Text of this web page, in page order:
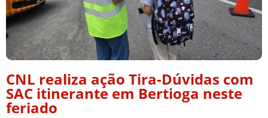
CNL realiza ação Tira-Dúvidas com
SAC itinerante em Bertioga neste
feriado